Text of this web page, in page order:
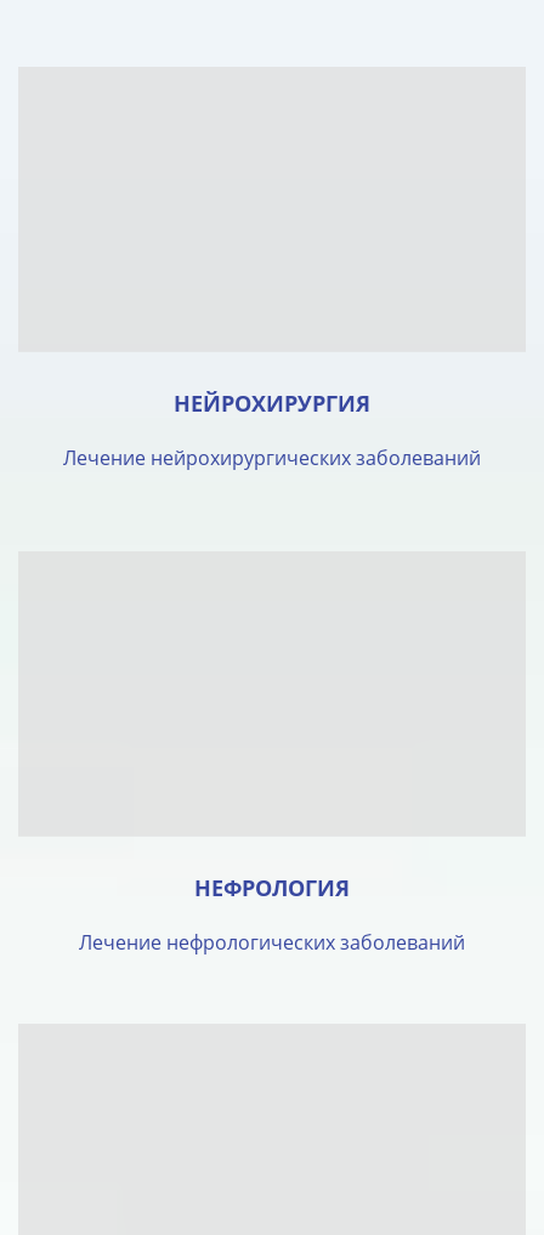
НЕЙРОХИРУРГИЯ
Лечение нейрохирургических заболеваний
НЕФРОЛОГИЯ
Лечение нефрологических заболеваний